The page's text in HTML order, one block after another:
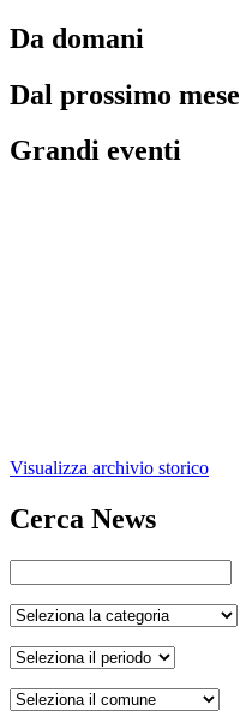
Da domani
Dal prossimo mese
Grandi eventi
Visualizza archivio storico
Cerca News